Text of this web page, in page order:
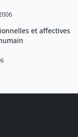
et affectives